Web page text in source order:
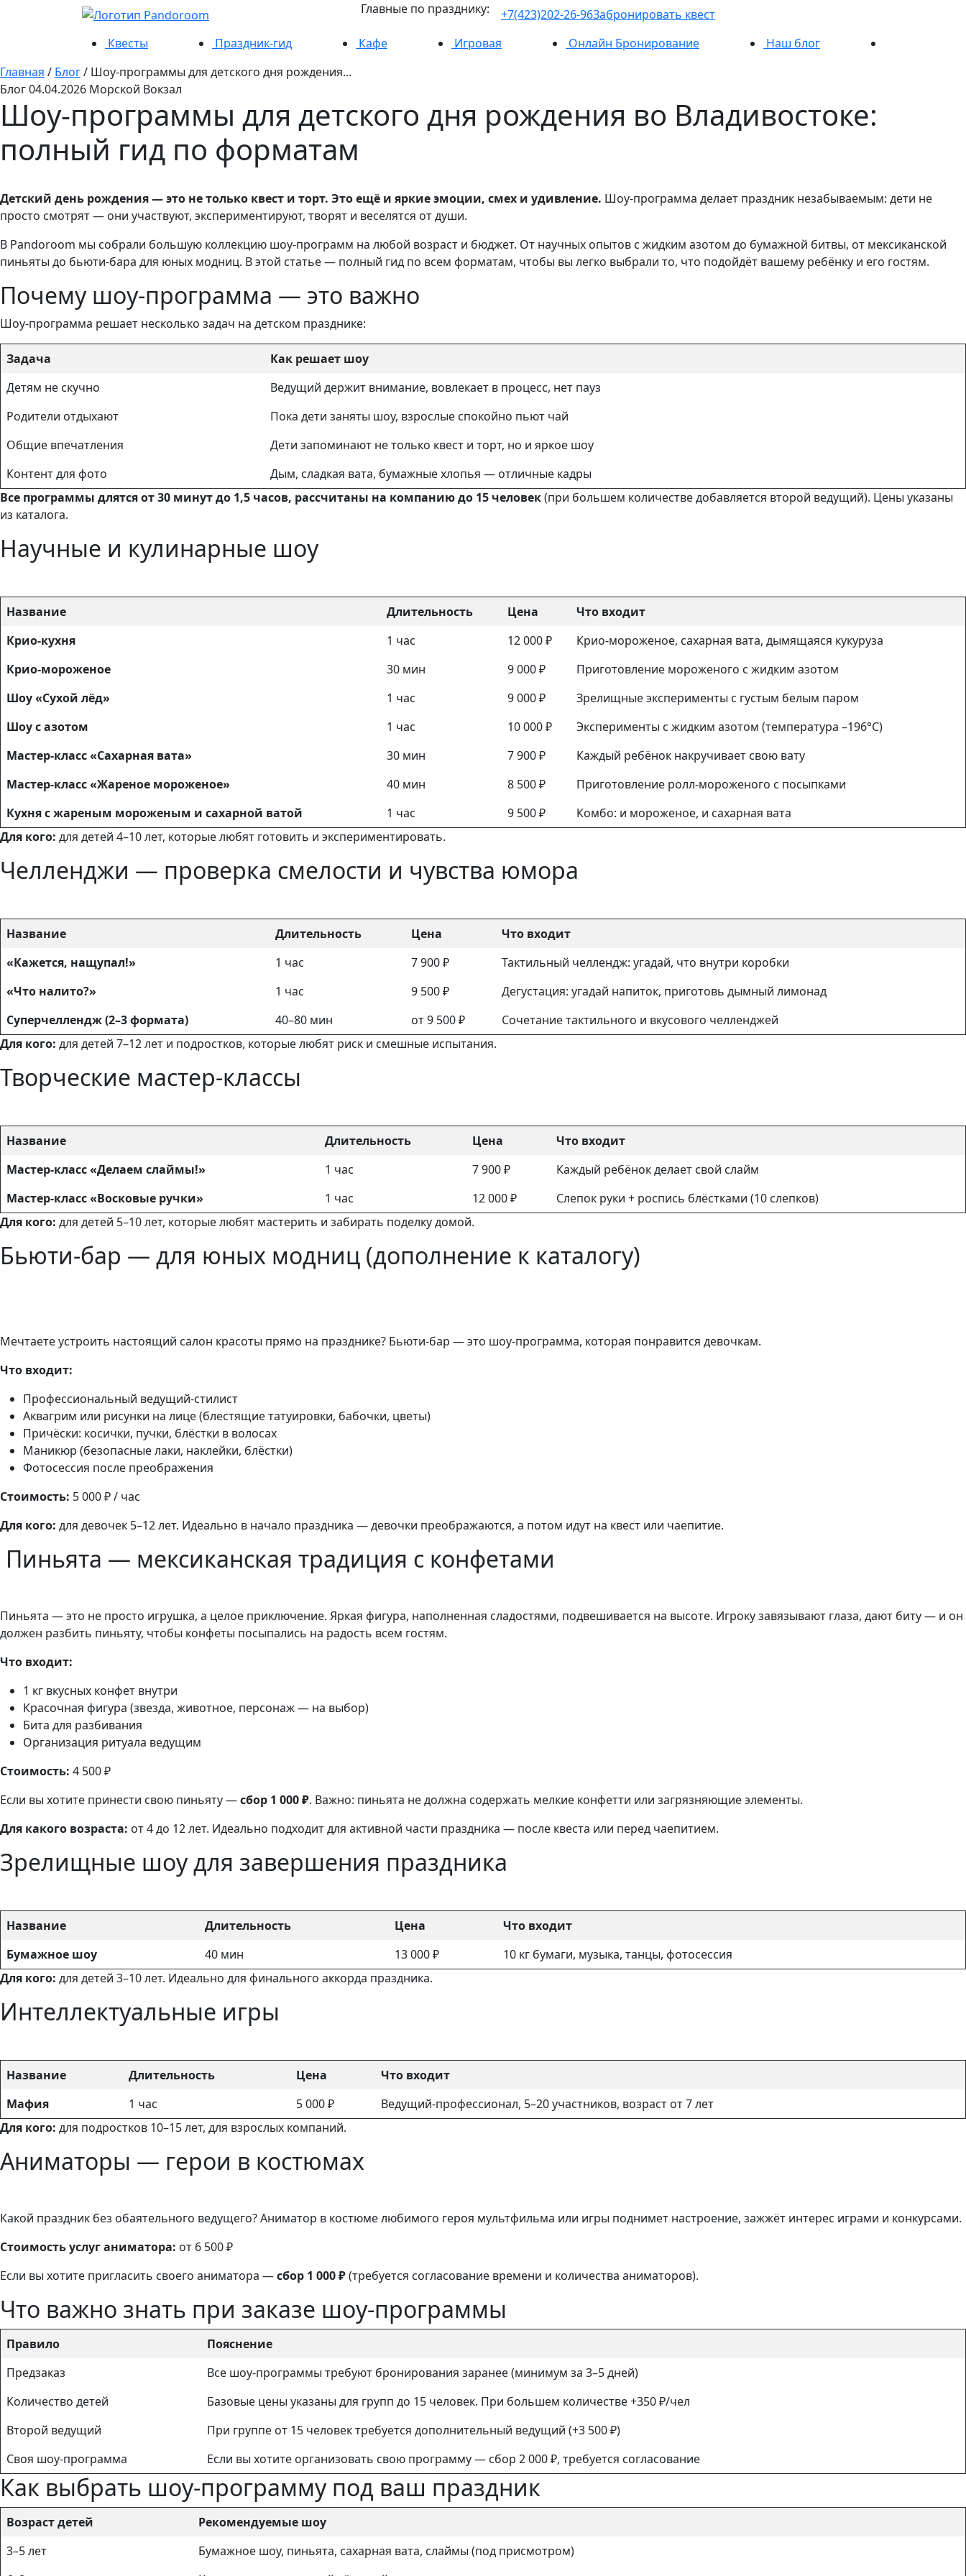
Главные по празднику: +7(423)202-26-96Забронировать квест
Квесты
Праздник-гид Кафе Игровая Онлайн Бронирование
Наш блог
Главная / Блог/ Шоу-программы для детского дня рождения...
Блог04.04.2026 Морской Вокзал
Шоу-программы для детского дня рождения во Владивостоке:
полный гид по форматам
Детский день рождения — это не только квест и торт. Это ещё и яркие эмоции, смех и удивление. Шоу-программа делает праздник незабываемым: дети не
просто смотрят — они участвуют, экспериментируют, творят и веселятся от души.
В Pandoroom мы собрали большую коллекцию шоу-программ на любой возраст и бюджет. От научных опытов с жидким азотом до бумажной битвы, от мексиканской
пиньяты до бьюти-бара для юных модниц. В этой статье — полный гид по всем форматам, чтобы вы легко выбрали то, что подойдёт вашему ребёнку и его гостям.
Почему шоу-программа — это важно
Шоу-программа решает несколько задач на детском празднике:
Задача
Как решает шоу
Детям не скучно
Ведущий держит внимание, вовлекает в процесс, нет пауз
Родители отдыхают
Пока дети заняты шоу, взрослые спокойно пьют чай
Общие впечатления
Дети запоминают не только квест и торт, но и яркое шоу
Контент для фото
Дым, сладкая вата, бумажные хлопья — отличные кадры
Все программы длятся от 30 минут до 1,5 часов, рассчитаны на компанию до 15 человек(при большем количестве добавляется второй ведущий). Цены указаны
из каталога.
Научные и кулинарные шоу
Название Длительность Цена
Что входит
Крио-кухня
1 час 12 000 ₽
Крио-мороженое, сахарная вата, дымящаяся кукуруза
Крио-мороженое
30 мин 9 000 ₽
Приготовление мороженого с жидким азотом
Шоу «Сухой лёд»
1 час 9 000 ₽
Зрелищные эксперименты с густым белым паром
Шоу с азотом
1 час 10 000 ₽
Эксперименты с жидким азотом (температура –196°C)
Мастер-класс «Сахарная вата»
30 мин 7 900 ₽
Каждый ребёнок накручивает свою вату
Мастер-класс «Жареное мороженое»
40 мин 8 500 ₽
Приготовление ролл-мороженого с посыпками
Кухня с жареным мороженым и сахарной ватой
1 час 9 500 ₽
Комбо: и мороженое, и сахарная вата
Для кого: для детей 4–10 лет, которые любят готовить и экспериментировать.
Челленджи — проверка смелости и чувства юмора
Название Длительность Цена
Что входит
«Кажется, нащупал!»
1 час 7 900 ₽
Тактильный челлендж: угадай, что внутри коробки
«Что налито?»
1 час 9 500 ₽
Дегустация: угадай напиток, приготовь дымный лимонад
Суперчеллендж (2–3 формата)
40–80 мин от 9 500 ₽
Сочетание тактильного и вкусового челленджей
Для кого: для детей 7–12 лет и подростков, которые любят риск и смешные испытания.
Творческие мастер-классы
Название Длительность Цена
Что входит
Мастер-класс «Делаем слаймы!»
1 час 7 900 ₽
Каждый ребёнок делает свой слайм
Мастер-класс «Восковые ручки»
1 час 12 000 ₽
Слепок руки + роспись блёстками (10 слепков)
Для кого: для детей 5–10 лет, которые любят мастерить и забирать поделку домой.
Бьюти-бар — для юных модниц (дополнение к каталогу)
Мечтаете устроить настоящий салон красоты прямо на празднике? Бьюти-бар — это шоу-программа, которая понравится девочкам.
Что входит:
Профессиональный ведущий-стилист
Аквагрим или рисунки на лице (блестящие татуировки, бабочки, цветы)
Причёски: косички, пучки, блёстки в волосах
Маникюр (безопасные лаки, наклейки, блёстки)
Фотосессия после преображения
Стоимость: 5 000 ₽ / час
Для кого: для девочек 5–12 лет. Идеально в начало праздника — девочки преображаются, а потом идут на квест или чаепитие.
Пиньята — мексиканская традиция с конфетами
Пиньята — это не просто игрушка, а целое приключение. Яркая фигура, наполненная сладостями, подвешивается на высоте. Игроку завязывают глаза, дают биту — и он
должен разбить пиньяту, чтобы конфеты посыпались на радость всем гостям.
Что входит:
1 кг вкусных конфет внутри
Красочная фигура (звезда, животное, персонаж — на выбор)
Бита для разбивания
Организация ритуала ведущим
Стоимость: 4 500 ₽
Если вы хотите принести свою пиньяту —сбор 1 000 ₽. Важно: пиньята не должна содержать мелкие конфетти или загрязняющие элементы.
Для какого возраста: от 4 до 12 лет. Идеально подходит для активной части праздника — после квеста или перед чаепитием.
Зрелищные шоу для завершения праздника
Название Длительность Цена
Что входит
Бумажное шоу
40 мин 13 000 ₽
10 кг бумаги, музыка, танцы, фотосессия
Для кого: для детей 3–10 лет. Идеально для финального аккорда праздника.
Интеллектуальные игры
Название Длительность Цена
Что входит
Мафия
1 час 5 000 ₽
Ведущий-профессионал, 5–20 участников, возраст от 7 лет
Для кого: для подростков 10–15 лет, для взрослых компаний.
Аниматоры — герои в костюмах
Какой праздник без обаятельного ведущего? Аниматор в костюме любимого героя мультфильма или игры поднимет настроение, зажжёт интерес играми и конкурсами.
Стоимость услуг аниматора: от 6 500 ₽
Если вы хотите пригласить своего аниматора —сбор 1 000 ₽(требуется согласование времени и количества аниматоров).
Что важно знать при заказе шоу-программы
Правило
Пояснение
Предзаказ
Все шоу-программы требуют бронирования заранее (минимум за 3–5 дней)
Количество детей
Базовые цены указаны для групп до 15 человек. При большем количестве +350 ₽/чел
Второй ведущий
При группе от 15 человек требуется дополнительный ведущий (+3 500 ₽)
Своя шоу-программа
Если вы хотите организовать свою программу — сбор 2 000 ₽, требуется согласование
Как выбрать шоу-программу под ваш праздник
Возраст детей
Рекомендуемые шоу
3–5 лет
Бумажное шоу, пиньята, сахарная вата, слаймы (под присмотром)